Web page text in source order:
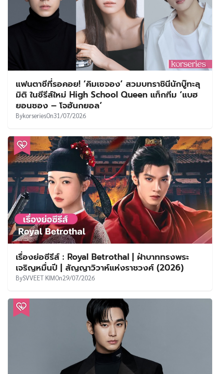
แฟนตาซีที่รอคอย! ‘คิมเซจอง’ สวมบทราชินีนักบู๊ทะลุ
มิติ ในซีรีส์ใหม่ High School Queen แท็กทีม ‘แบฮ
ยอนซอง – โจฮันกยอล’
BykorseriesOn31/07/2026
เรื่องย่อซีรีส์ : Royal Betrothal | ฝ่าบาททรงพระ
เจริญหมื่นปี | สัญญาวิวาห์แห่งราชวงศ์ (2026)
BySVVEET KIMOn29/07/2026